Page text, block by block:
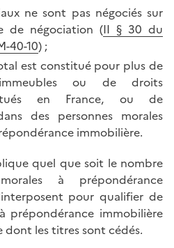
ne sont pas négociés sur
de négociation (II § 30 du
40-10) ;
est constitué pour plus de
ou de droits
en France, ou de
des personnes morales
immobilière.
quel que soit le nombre
à prépondérance
pour qualifier de
prépondérance immobilière
dont les titres sont cédés.